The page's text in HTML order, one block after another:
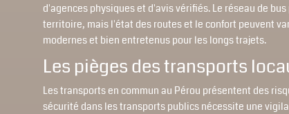
d'agences physiques et d'avis vérifiés. Le réseau de
territoire, mais l'état des routes et le confort peuvent
modernes et bien entretenus pour les longs trajets.
Les pièges des transports
Les transports en commun au Pérou présentent des
sécurité dans les transports publics nécessite une